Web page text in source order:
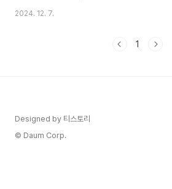
다. 이번 글에서는 탄핵소추안의 개념과 가결과 부결
부 고위 공직자(예: 대통령, 판사 등)가 직무를 수행
2024. 12. 7.
1
Designed by 티스토리
© Daum Corp.